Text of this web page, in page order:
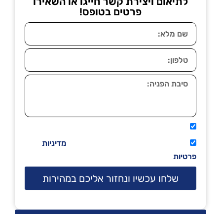
פרטים בטופס!
מדיניות
פרטיות
שלחו עכשיו ונחזור אליכם במהירות